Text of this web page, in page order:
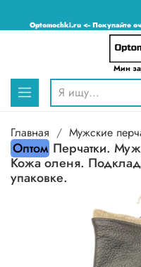
Optomochki.ru <-- Покупайте
Мин
Главная Мужские
Оптом Перчатки.
Кожа оленя.
упаковке.